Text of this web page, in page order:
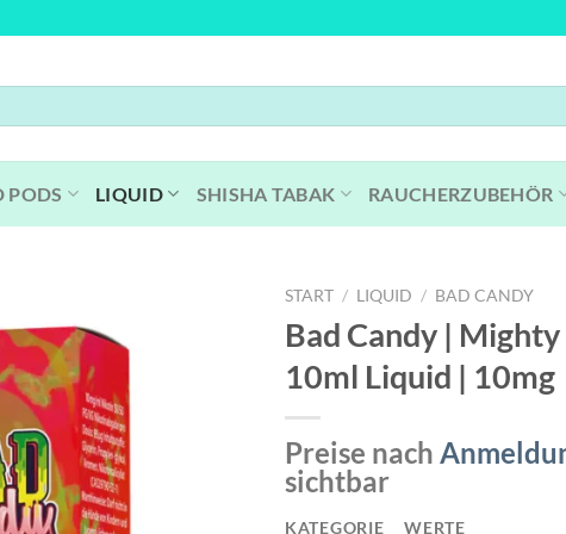
PODS LIQUID SHISHA TABAK RAUCHERZUBEHÖR
START / LIQUID / BAD CANDY
Bad Candy |
10ml Liquid | 10mg
Preise nach
sichtbar
KATEGORIE
WERTE